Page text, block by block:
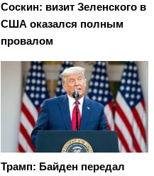
Соскин: визит Зеленского в
США оказался полным
провалом
Трамп: Байден передал